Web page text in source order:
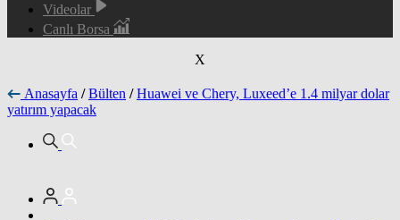
Videolar
Canlı Borsa
X
Anasayfa / Bülten / Huawei ve Chery, Luxeed’e 1.4 milyar dolar
yatırım yapacak